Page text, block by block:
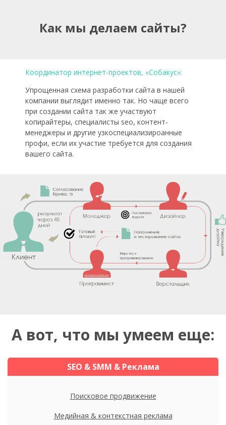
Как мы делаем сайты?
Координатор интернет-проектов, «Собакус»:
Упрощенная схема разработки сайта в нашей
компании выглядит именно так. Но чаще всего
при создании сайта так же участвуют
копирайтеры, специалисты seo, контент-
менеджеры и другие узкоспециализироанные
профи, если их участие требуется для создания
вашего сайта.
А вот, что мы умеем еще:
SEO & SMM & Реклама
Поисковое продвижение
Медийная & контекстная реклама